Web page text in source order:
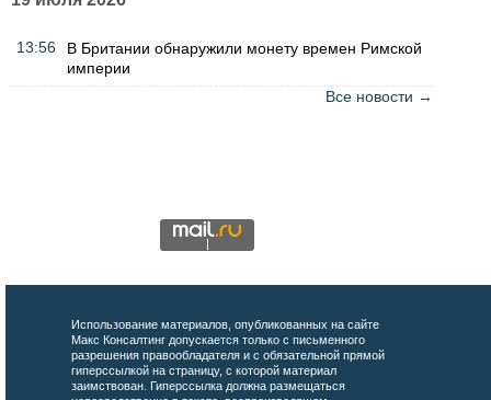
13:56
В Британии обнаружили монету времен Римской
империи
Все новости →
Использование материалов, опубликованных на сайте
Макс Консалтинг допускается только с письменного
разрешения правообладателя и с обязательной прямой
гиперссылкой на страницу, с которой материал
заимствован. Гиперссылка должна размещаться